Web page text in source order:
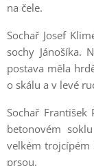
na čele.
Sochař Josef
sochy Jánošíka.
postava měla
o skálu a v levé
Sochař
betonovém
velkém trojcípém
prsou.